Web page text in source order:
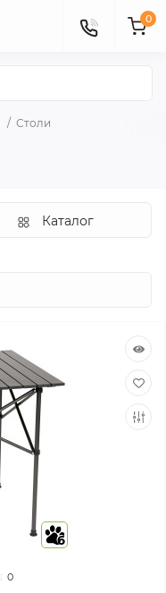
0
Столи
Каталог
6
0